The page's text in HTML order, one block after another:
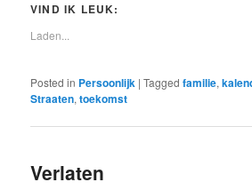
VIND IK LEUK:
Laden...
Posted in Persoonlijk |Tagged familie,
Straaten,toekomst
Verlaten